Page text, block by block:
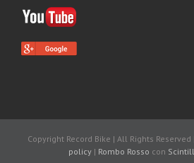
Copyright Record Bike | All Rights Reserved |
policy| Rombo Rosso con